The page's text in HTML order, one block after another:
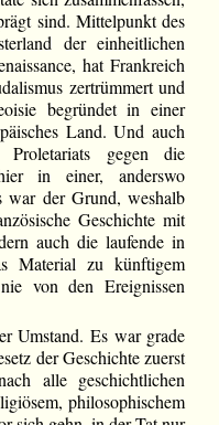
sind. Mittelpunkt des
der einheitlichen
hat Frankreich
zertrümmert und
begründet in einer
Land. Und auch
gegen die
in einer, anderswo
war der Grund, weshalb
Geschichte mit
auch die laufende in
Material zu künftigem
von den Ereignissen
Umstand. Es war grade
der Geschichte zuerst
alle geschichtlichen
philosophischem